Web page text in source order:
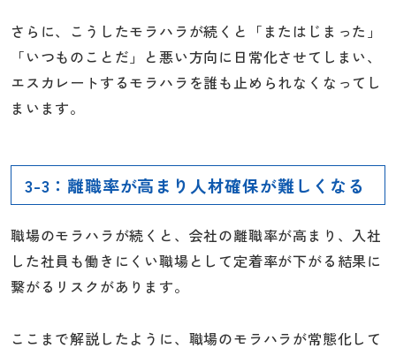
さらに、こうしたモラハラが続くと「またはじまった」
「いつものことだ」と悪い方向に日常化させてしまい、
エスカレートするモラハラを誰も止められなくなってし
まいます。
3-3：離職率が高まり人材確保が難しくなる
職場のモラハラが続くと、会社の離職率が高まり、入社
した社員も働きにくい職場として定着率が下がる結果に
繋がるリスクがあります。
ここまで解説したように、職場のモラハラが常態化して